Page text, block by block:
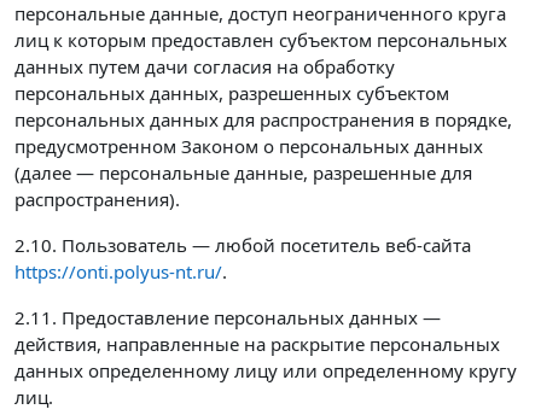
персональные данные, доступ неограниченного круга
лиц к которым предоставлен субъектом персональных
данных путем дачи согласия на обработку
персональных данных, разрешенных субъектом
персональных данных для распространения в порядке,
предусмотренном Законом о персональных данных
(далее — персональные данные, разрешенные для
распространения).
2.10. Пользователь — любой посетитель веб-сайта
https://onti.polyus-nt.ru/.
2.11. Предоставление персональных данных —
действия, направленные на раскрытие персональных
данных определенному лицу или определенному кругу
лиц.